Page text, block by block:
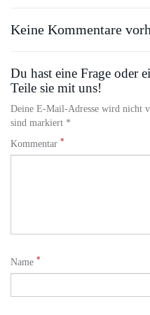
Keine Kommentare
Du hast eine Frage oder
Teile sie mit uns!
Deine E-Mail-Adresse wird nicht
sind markiert *
Kommentar *
Name *